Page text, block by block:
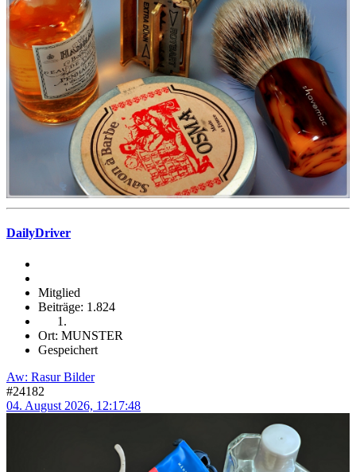
DailyDriver
Mitglied
Beiträge: 1.824
Ort: MUNSTER
Gespeichert
Aw: Rasur Bilder
#24182
04. August 2026, 12:17:48